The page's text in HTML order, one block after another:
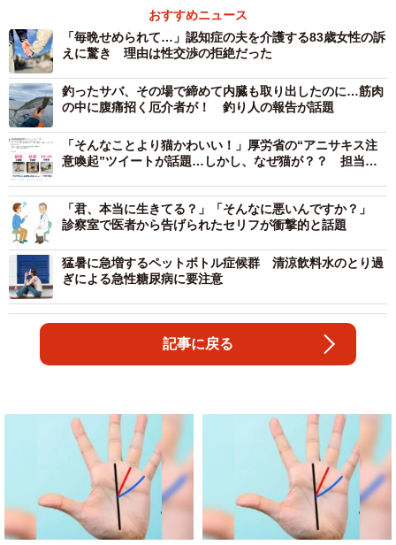
おすすめニュース
「毎晩せめられて…」認知症の夫を介護する83歳女性の訴
えに驚き 理由は性交渉の拒絶だった
釣ったサバ、その場で締めて内臓も取り出したのに…筋肉
の中に腹痛招く厄介者が！ 釣り人の報告が話題
「そんなことより猫かわいい！」厚労省の“アニサキス注
意喚起”ツイートが話題…しかし、なぜ猫が？？ 担当者
「君、本当に生きてる？」「そんなに悪いんですか？」
診察室で医者から告げられたセリフが衝撃的と話題
猛暑に急増するペットボトル症候群 清涼飲料水のとり過
ぎによる急性糖尿病に要注意
記事に戻る